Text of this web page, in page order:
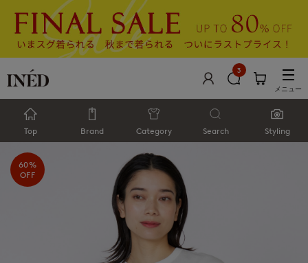
3
メニュー
Top Brand Category Search Styling
60%
OFF